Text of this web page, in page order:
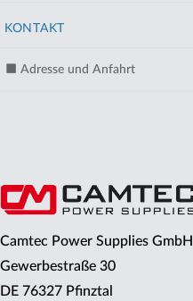
KONTAKT
Adresse und Anfahrt
Camtec Power Supplies GmbH
Gewerbestraße 30
DE 76327 Pfinztal